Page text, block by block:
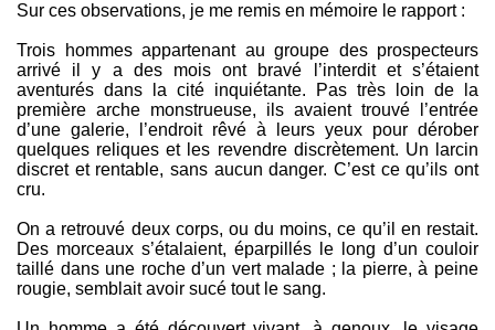
Sur ces observations, je me remis en mémoire le rapport :
Trois hommes appartenant au groupe des prospecteurs
arrivé il y a des mois ont bravé l’interdit et s’étaient
aventurés dans la cité inquiétante. Pas très loin de la
première arche monstrueuse, ils avaient trouvé l’entrée
d’une galerie, l’endroit rêvé à leurs yeux pour dérober
quelques reliques et les revendre discrètement. Un larcin
discret et rentable, sans aucun danger. C’est ce qu’ils ont
cru.
On a retrouvé deux corps, ou du moins, ce qu’il en restait.
Des morceaux s’étalaient, éparpillés le long d’un couloir
taillé dans une roche d’un vert malade ; la pierre, à peine
rougie, semblait avoir sucé tout le sang.